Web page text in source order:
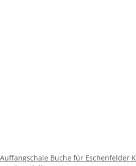
Auffangschale Buche für Eschenfelder